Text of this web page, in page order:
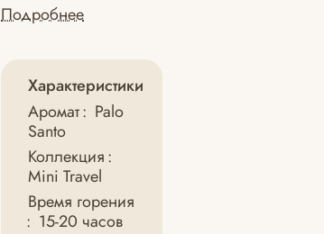
Подробнее
Характеристики
Аромат: Palo
Santo
Коллекция:
Mini Travel
Время горения
: 15-20 часов